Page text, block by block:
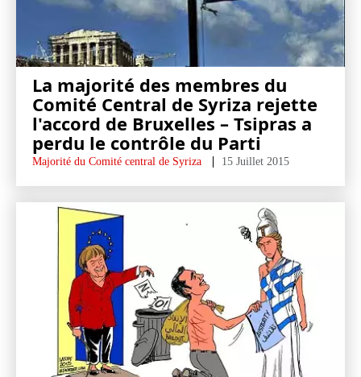
La majorité des membres du
Comité Central de Syriza rejette
l'accord de Bruxelles – Tsipras a
perdu le contrôle du Parti
Majorité du Comité central de Syriza 15 Juillet 2015